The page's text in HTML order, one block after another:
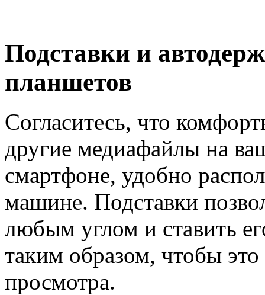
Подставки и
планшетов
Согласитесь, что
другие медиафайлы на
смартфоне, удобно
машине. Подставки
любым углом и ставить
таким образом, чтобы
просмотра.